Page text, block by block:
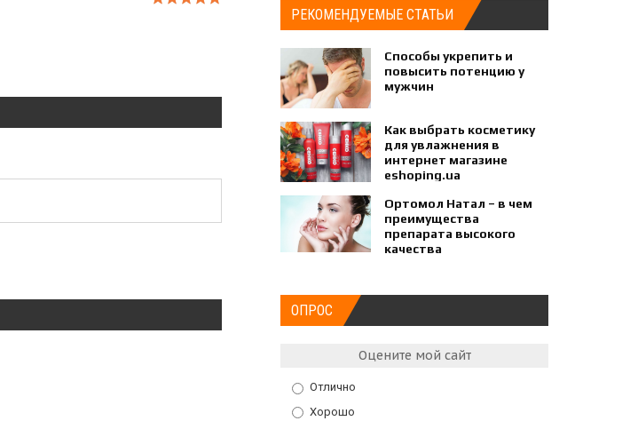
РЕКОМЕНДУЕМЫЕ СТАТЬИ
Способы укрепить и
повысить потенцию у
мужчин
Как выбрать косметику
для увлажнения в
интернет магазине
eshoping.ua
Ортомол Натал – в чем
преимущества
препарата высокого
качества
ОПРОС
Оцените мой сайт
Отлично
Хорошо